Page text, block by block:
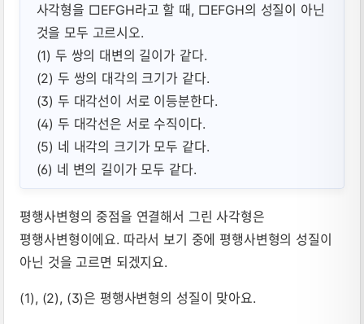
사각형을 □EFGH라고 할 때, □EFGH의 성질이 아닌
것을 모두 고르시오.
(1) 두 쌍의 대변의 길이가 같다.
(2) 두 쌍의 대각의 크기가 같다.
(3) 두 대각선이 서로 이등분한다.
(4) 두 대각선은 서로 수직이다.
(5) 네 내각의 크기가 모두 같다.
(6) 네 변의 길이가 모두 같다.
평행사변형의 중점을 연결해서 그린 사각형은
평행사변형이에요. 따라서 보기 중에 평행사변형의 성질이
아닌 것을 고르면 되겠지요.
(1), (2), (3)은 평행사변형의 성질이 맞아요.